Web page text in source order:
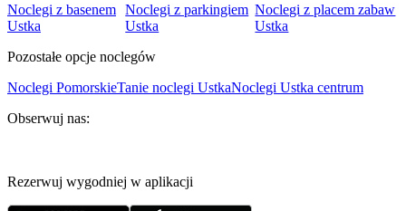
Noclegi z basenem
Ustka
Noclegi z parkingiem
Ustka
Noclegi z placem zabaw
Ustka
Pozostałe opcje noclegów
Noclegi PomorskieTanie noclegi UstkaNoclegi Ustka centrum
Obserwuj nas:
Rezerwuj wygodniej w aplikacji